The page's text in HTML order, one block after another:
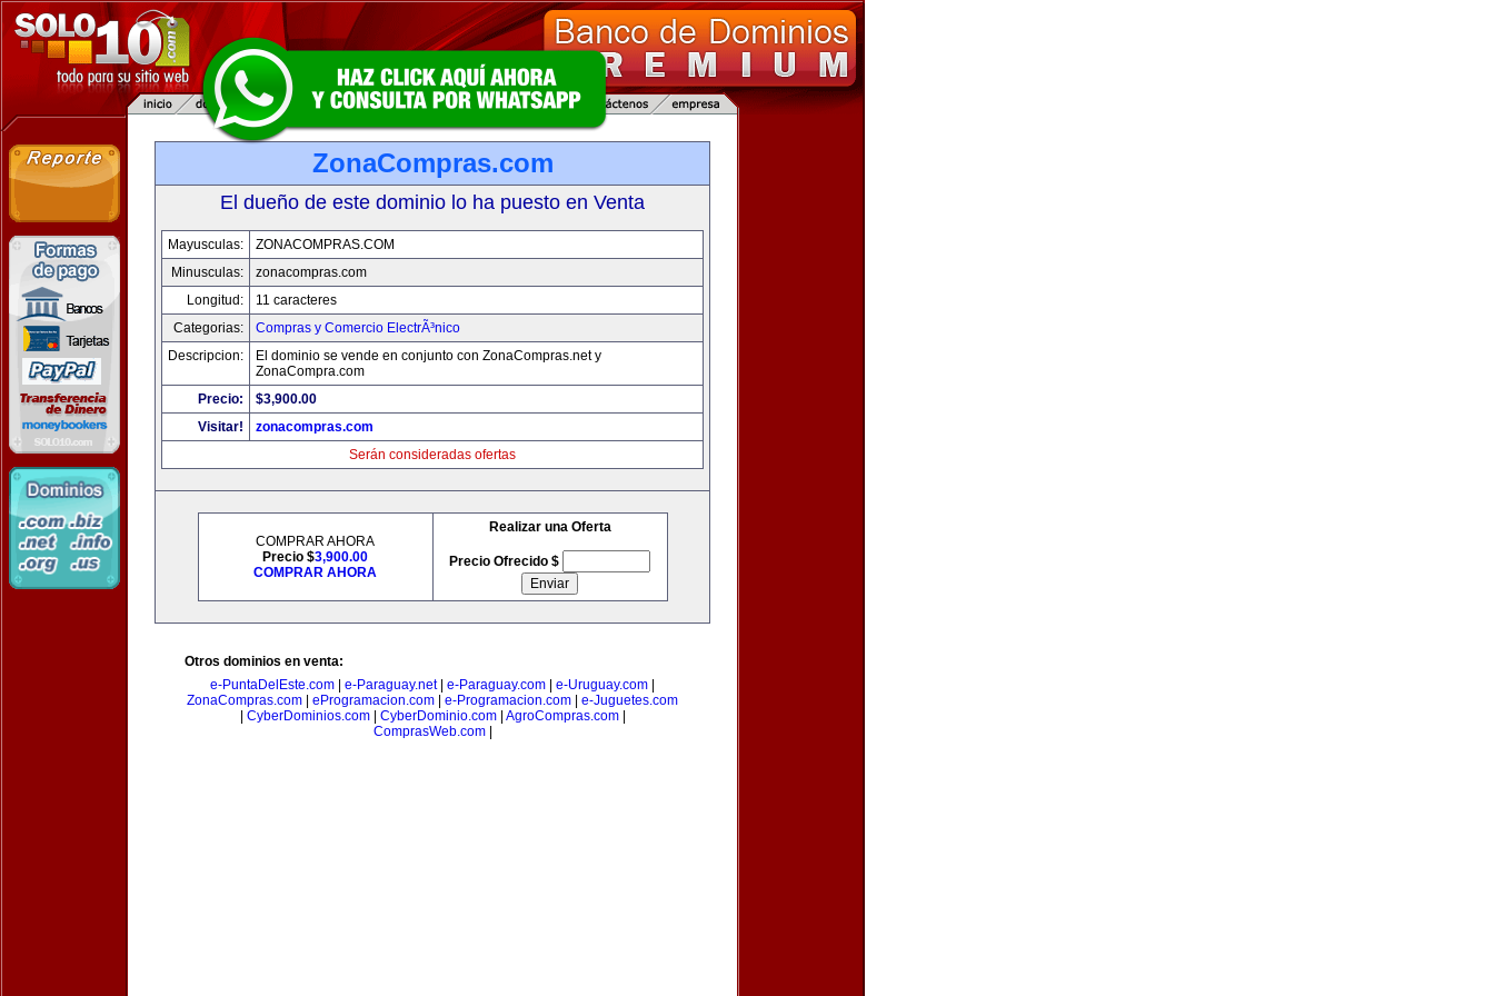
ZonaCompras.com
El dueño de este dominio lo ha puesto en Venta
Mayusculas:
ZONACOMPRAS.COM
Minusculas:
zonacompras.com
Longitud:
11 caracteres
Categorias:
Compras y Comercio ElectrÃ³nico
Descripcion:
El dominio se vende en conjunto con ZonaCompras.net y
ZonaCompra.com
Precio:
$3,900.00
Visitar!
zonacompras.com
Serán consideradas ofertas
COMPRAR AHORA
Precio $3,900.00
COMPRAR AHORA
Realizar una Oferta
Precio Ofrecido $
Otros dominios en venta:
e-PuntaDelEste.com
e-Paraguay.net| e-Paraguay.com e-Uruguay.com
ZonaCompras.com
eProgramacion.com e-Programacion.com
e-Juguetes.com
CyberDominios.com| CyberDominio.com| AgroCompras.com|
ComprasWeb.com|